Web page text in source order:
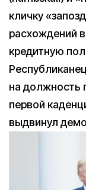
кличку
расхождений
кредитную
на должность
первой
выдвинул